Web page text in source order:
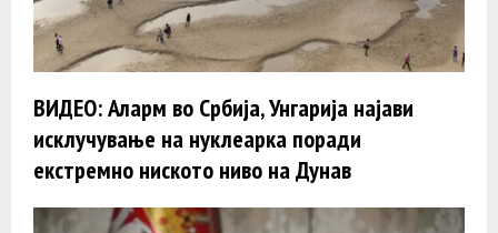
ВИДЕО: Аларм во Србија, Унгарија најави
исклучување на нуклеарка поради
екстремно ниското ниво на Дунав